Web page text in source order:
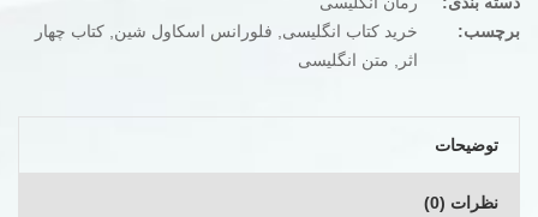
برچسب:
خرید کتاب انگلیسی , فلورانس اسکاول شین, کتاب چهار
اثر, متن انگلیسی
توضیحات
نظرات (0)